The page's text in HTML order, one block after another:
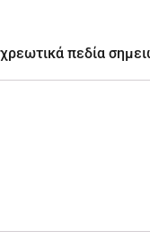
πεδία